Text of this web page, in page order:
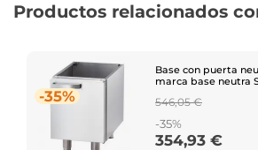
Productos relacionados
-35%
Base con puerta
marca base neutra
Regular
price
546,05 €
-35%
Price
354,93 €